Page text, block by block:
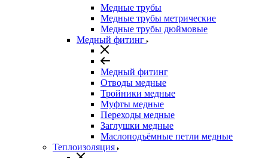
Медные трубы
Медные трубы метрические
Медные трубы дюймовые
Медный фитинг
Медный фитинг
Отводы медные
Тройники медные
Муфты медные
Переходы медные
Заглушки медные
Маслоподъёмные петли медные
Теплоизоляция